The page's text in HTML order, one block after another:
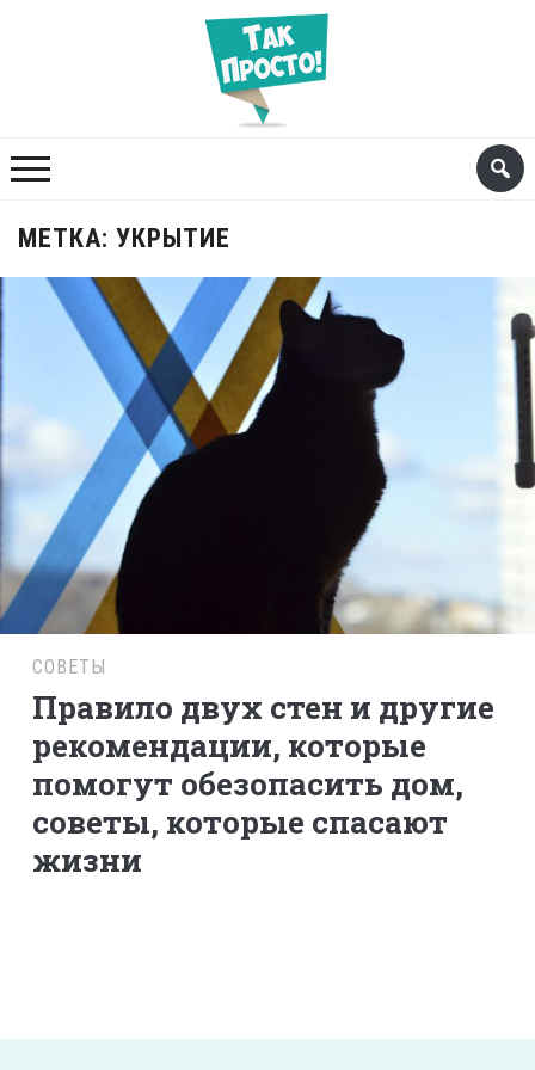
МЕТКА:УКРЫТИЕ
СОВЕТЫ
Правило двух стен и другие
рекомендации, которые
помогут обезопасить дом,
советы, которые спасают
жизни